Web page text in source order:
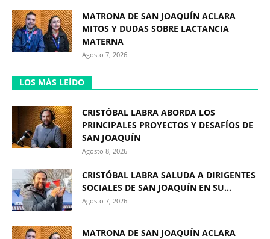
MATRONA DE SAN JOAQUÍN ACLARA
MITOS Y DUDAS SOBRE LACTANCIA
MATERNA
Agosto 7, 2026
LOS MÁS LEÍDO
CRISTÓBAL LABRA ABORDA LOS
PRINCIPALES PROYECTOS Y DESAFÍOS DE
SAN JOAQUÍN
Agosto 8, 2026
CRISTÓBAL LABRA SALUDA A DIRIGENTES
SOCIALES DE SAN JOAQUÍN EN SU...
Agosto 7, 2026
MATRONA DE SAN JOAQUÍN ACLARA